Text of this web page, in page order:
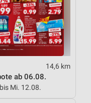
14,6 km
ab 06.08.
Mi. 12.08.
oder
von